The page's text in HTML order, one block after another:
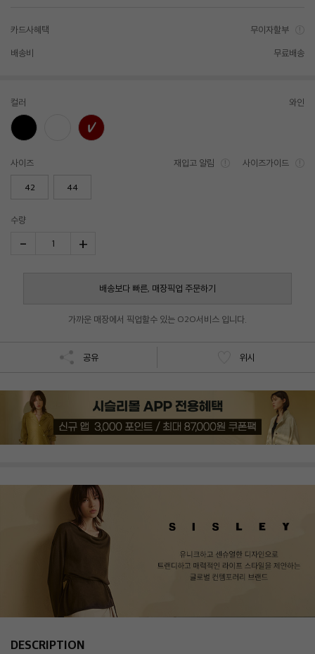
카드사혜택 무이자할부
배송비 무료배송
컬러 와인
사이즈 재입고 알림 사이즈가이드
42 44
수량
- 1 +
배송보다 빠른, 매장픽업 주문하기
가까운 매장에서 픽업할수 있는 O2O서비스 입니다.
공유 위시
DESCRIPTION